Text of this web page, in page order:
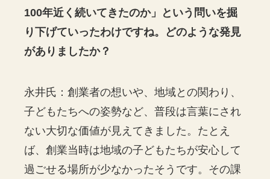
100年近く続いてきたのか」という問いを掘
り下げていったわけですね。どのような発見
がありましたか？
永井氏：創業者の想いや、地域との関わり、
子どもたちへの姿勢など、普段は言葉にされ
ない大切な価値が見えてきました。たとえ
ば、創業当時は地域の子どもたちが安心して
過ごせる場所が少なかったそうです。その課